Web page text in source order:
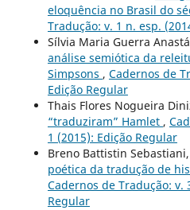
eloquência no Brasil do
Tradução: v. 1 n. esp.
Sílvia Maria Guerra
análise semiótica da
Simpsons , Cadernos de
Edição Regular
Thais Flores Nogueira
“traduziram” Hamlet ,
1 (2015): Edição Regular
Breno Battistin Sebastiani,
poética da tradução de
Cadernos de Tradução: v.
Regular